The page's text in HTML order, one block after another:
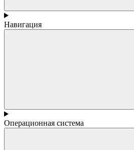
Навигация
Операционная система